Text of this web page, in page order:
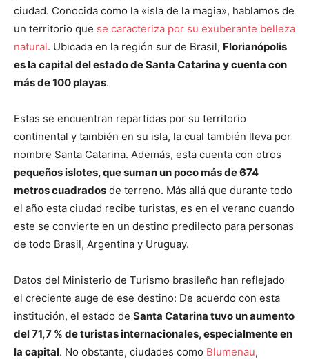
ciudad. Conocida como la «isla de la magia», hablamos de
un territorio que se caracteriza por su exuberante belleza
natural. Ubicada en la región sur de Brasil, Florianópolis
es la capital del estado de Santa Catarina y cuenta con
más de 100 playas.
Estas se encuentran repartidas por su territorio
continental y también en su isla, la cual también lleva por
nombre Santa Catarina. Además, esta cuenta con otros
pequeños islotes, que suman un poco más de 674
metros cuadrados de terreno. Más allá que durante todo
el año esta ciudad recibe turistas, es en el verano cuando
este se convierte en un destino predilecto para personas
de todo Brasil, Argentina y Uruguay.
Datos del Ministerio de Turismo brasileño han reflejado
el creciente auge de ese destino: De acuerdo con esta
institución, el estado de Santa Catarina tuvo un aumento
del 71,7 % de turistas internacionales, especialmente en
la capital. No obstante, ciudades como Blumenau,